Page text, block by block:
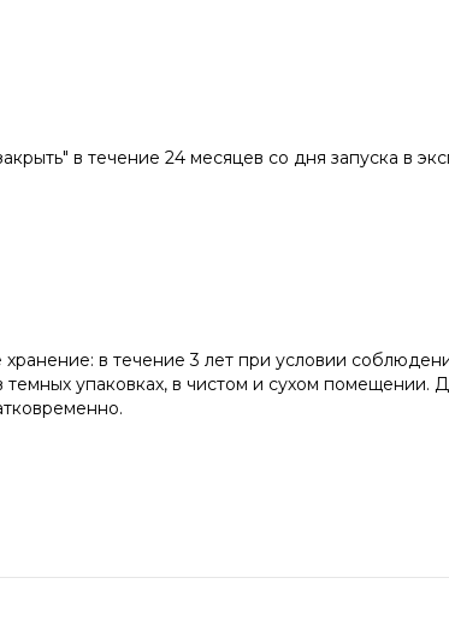
в течение 24 месяцев со дня запуска в
хранение: в течение 3 лет при условии
упаковках, в чистом и сухом помещении.